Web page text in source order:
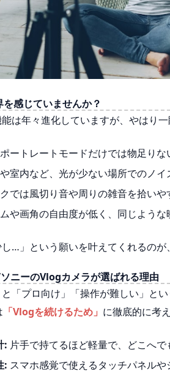
感じていませんか？
は年々進化していますが、やはり
ポートレートモードだけでは物足りな
室内など、光が少ない場所でのノイ
では風切り音や周りの雑音を拾いや
や画角の自由度が低く、同じような
…」という願いを叶えてくれるのが
ニーのVlogカメラが選ばれる理由
「プロ向け」「操作が難しい」と
「Vlogを続けるため」 に徹底的に考
: 片手で持てるほど軽量で、どこへで
: スマホ感覚で使えるタッチパネルや